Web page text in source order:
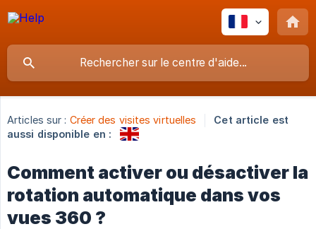
Articles sur : Créer des visites virtuelles
Cet article est
aussi disponible en :
Comment activer ou désactiver la
rotation automatique dans vos
vues 360 ?